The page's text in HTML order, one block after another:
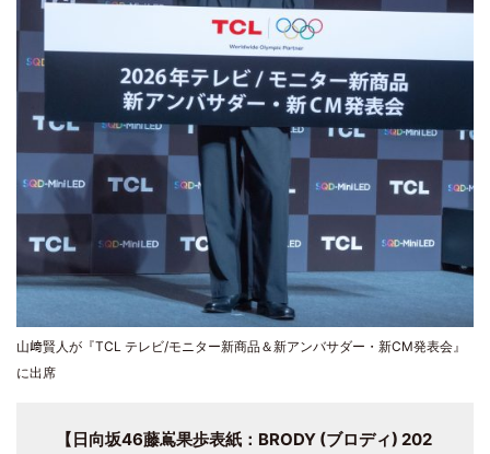
山﨑賢人が『TCL テレビ/モニター新商品＆新アンバサダー・新CM発表会』
に出席
【日向坂46藤嶌果歩表紙：BRODY (ブロディ) 202